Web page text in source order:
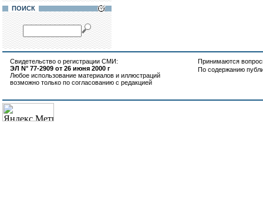
ПОИСК
Свидетельство о регистрации СМИ:
ЭЛ N° 77-2909 от 26 июня 2000 г
Любое использование материалов и иллюстраций
возможно только по согласованию с редакцией
Принимаются
По содержанию